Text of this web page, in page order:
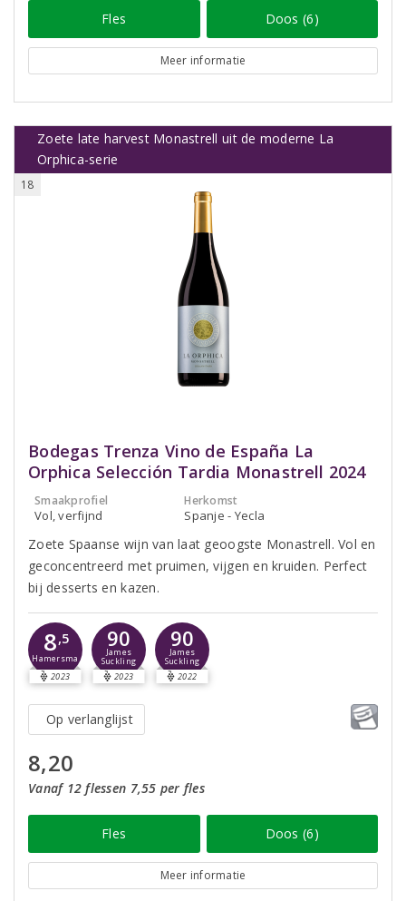
Fles Doos (6)
Meer informatie
Zoete late harvest Monastrell uit de moderne La
Orphica-serie
18
Bodegas Trenza Vino de España La
Orphica Selección Tardia Monastrell 2024
Smaakprofiel
Vol, verfijnd
Herkomst
Spanje - Yecla
Zoete Spaanse wijn van laat geoogste Monastrell. Vol en
geconcentreerd met pruimen, vijgen en kruiden. Perfect
bij desserts en kazen.
8,5
Hamersma
2023
90
James
Suckling
2023
90
James
Suckling
2022
Op verlanglijst
8,20
Vanaf 12 flessen 7,55 per fles
Fles Doos (6)
Meer informatie